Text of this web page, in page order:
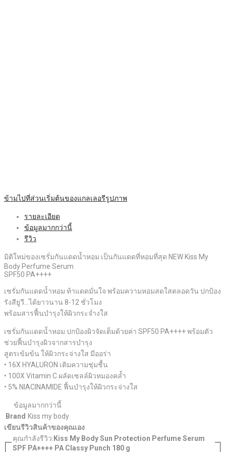
ข้ามไปที่ส่วนเริ่มต้นของแกลเลอรีรูปภาพ
รายละเอียด
ข้อมูลมากกว่านี้
รีวิว
มิติใหม่ของเซรั่มกันแดดน้ำหอม เป็นกันแดดที่หอมที่สุด NEW Kiss My
Body Perfume Serum
SPF50 PA++++
เซรั่มกันแดดน้ำหอม ท้าแดดมั่นใจ พร้อมความหอมสดใสตลอดวัน ปกป้อง
รังสียูวี...ได้ยาวนาน 8-12 ชั่วโมง
พร้อมสารฟื้นบำรุงให้ผิวกระจ่ำงใส
เซรั่มกันแดดน้ำหอม ปกป้องผิวจัดเต็มด้วยค่า SPF50 PA++++ พร้อมตัว
ช่วยฟื้นบำรุงผิวจากสารบำรุง
สูตรเข้มข้น ให้ผิวกระจ่างใส มีออร่า
• 16X HYALURON เติมความชุ่มชื้น
• 100X Vitamin C ผลัดเซลล์ผิวหมองคล้ำ
• 5% NIACINAMIDE ฟื้นบำรุงให้ผิวกระจ่างใส
ข้อมูลมากกว่านี้
Brand Kiss my body
เขียนรีวิวสินค้าของคุณเอง
คุณกำลังรีวิว:Kiss My Body Sun Protection Perfume Serum
SPF PA++++ PA Classy Punch 180 g